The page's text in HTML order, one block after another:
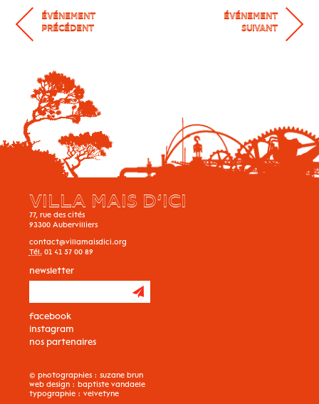
ÉVÉNEMENT
PRÉCÉDENT
ÉVÉNEMENT
SUIVANT
newsletter
facebook
instagram
nos partenaires
VILLA MAIS D’ICI
77, rue des cités
93300 Aubervilliers
contact@villamaisdici.org
Tél. 01 41 57 00 89
© photographies : suzane brun
web design : baptiste vandaele
typographie : velvetyne